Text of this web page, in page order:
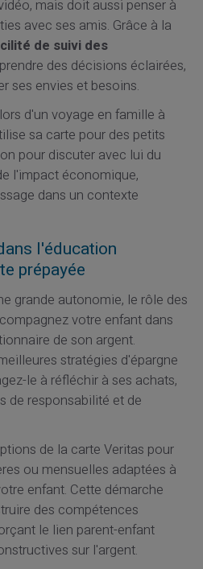
mais doit aussi penser à
avec ses amis. Grâce à la
de suivi des
des décisions éclairées,
ses envies et besoins.
d'un voyage en famille à
sa carte pour des petits
pour discuter avec lui du
l'impact économique,
dans un contexte
l'éducation
prépayée
grande autonomie, le rôle des
votre enfant dans
de son argent.
stratégies d'épargne
le à réfléchir à ses achats,
de responsabilité et de
de la carte Veritas pour
ou mensuelles adaptées à
enfant. Cette démarche
des compétences
le lien parent-enfant
sur l'argent.